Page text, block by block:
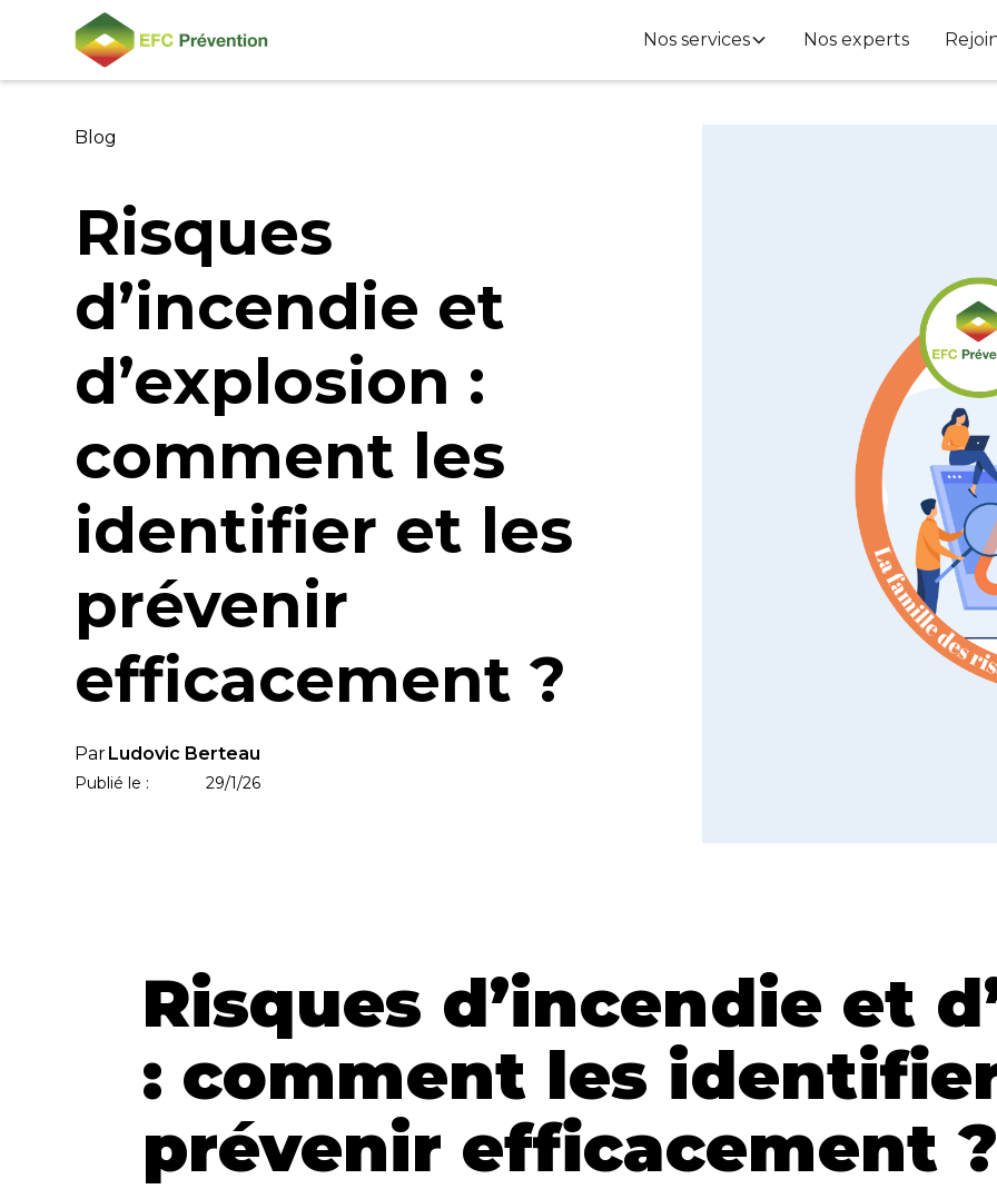
Nos services Nos experts
Blog
Risques
d’incendie et
d’explosion :
comment les
identifier et les
prévenir
efficacement ?
ParLudovic Berteau
Publié le : 29/1/26
Risques d’incendie et
: comment les
prévenir efficacement ?